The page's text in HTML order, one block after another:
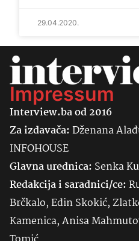
29.04.2020.
Impressum
Interview.ba od 2016
Za izdavača:Dženana
INFOHOUSE
Glavna urednica: Senka
Redakcija i saradnici/ce:
Brčkalo, Edin Skokić,
Kamenica, Anisa